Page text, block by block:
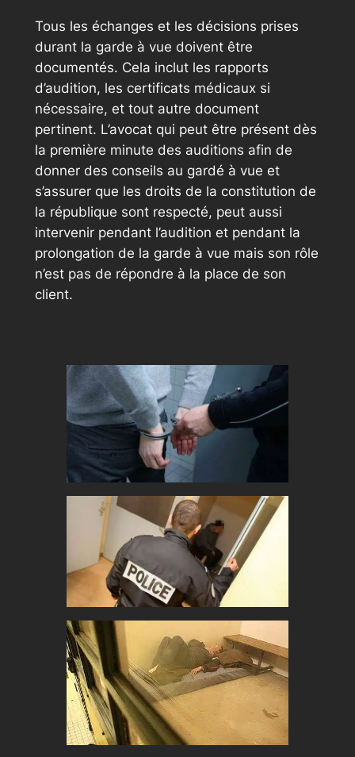
Tous les échanges et les décisions prises
durant la garde à vue doivent être
documentés. Cela inclut les rapports
d’audition, les certificats médicaux si
nécessaire, et tout autre document
pertinent. L’avocat qui peut être présent dès
la première minute des auditions afin de
donner des conseils au gardé à vue et
s’assurer que les droits de la constitution de
la république sont respecté, peut aussi
intervenir pendant l’audition et pendant la
prolongation de la garde à vue mais son rôle
n’est pas de répondre à la place de son
client.